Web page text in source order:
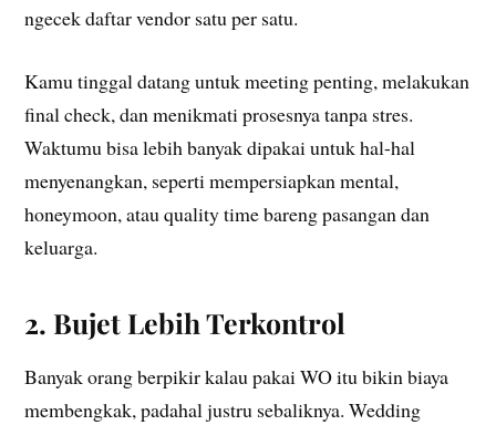
ngecek daftar vendor satu per satu.
Kamu tinggal datang untuk meeting penting, melakukan
final check, dan menikmati prosesnya tanpa stres.
Waktumu bisa lebih banyak dipakai untuk hal-hal
menyenangkan, seperti mempersiapkan mental,
honeymoon, atau quality time bareng pasangan dan
keluarga.
2. Bujet Lebih Terkontrol
Banyak orang berpikir kalau pakai WO itu bikin biaya
membengkak, padahal justru sebaliknya. Wedding